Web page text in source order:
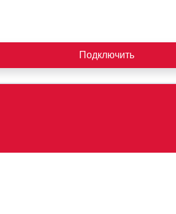
Подключить